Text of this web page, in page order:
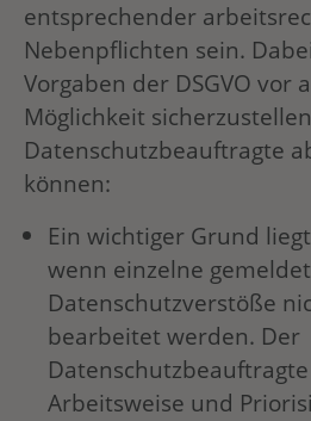
entsprechender
Nebenpflichten sein.
Vorgaben der DSGVO vor
Möglichkeit
Datenschutzbeauftragte
können:
Ein wichtiger Grund
wenn einzelne
Datenschutzverstöße
bearbeitet werden. Der
Arbeitsweise und